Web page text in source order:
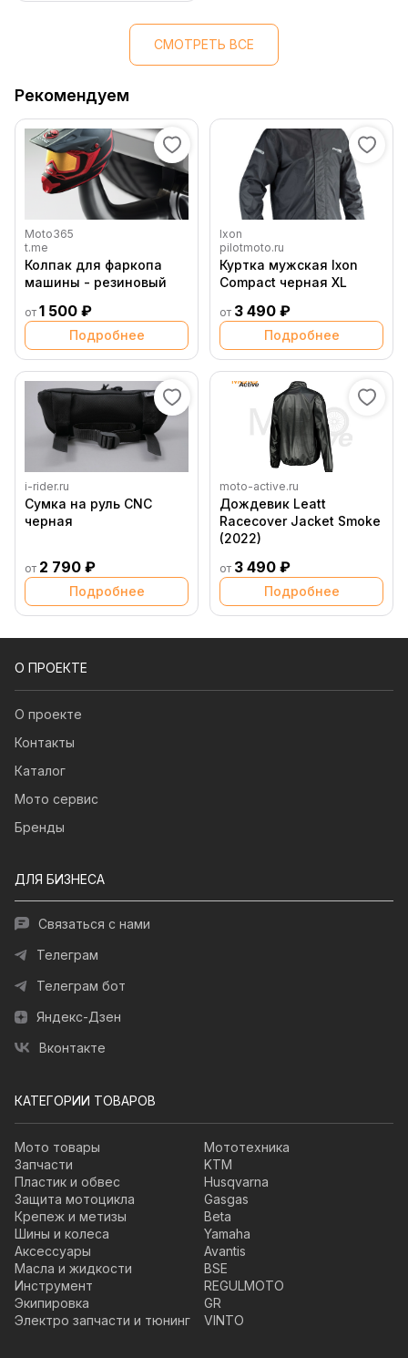
СМОТРЕТЬ ВСЕ
Рекомендуем
Moto365
t.me
Колпак для фаркопа
машины - резиновый
от 1 500 ₽
Подробнее
Ixon
pilotmoto.ru
Куртка мужская Ixon
Compact черная XL
от 3 490 ₽
Подробнее
i-rider.ru
Сумка на руль CNC
черная
от 2 790 ₽
Подробнее
moto-active.ru
Дождевик Leatt
Racecover Jacket Smoke
(2022)
от 3 490 ₽
Подробнее
О ПРОЕКТЕ
О проекте
Контакты
Каталог
Мото сервис
Бренды
ДЛЯ БИЗНЕСА
Связаться с нами
Телеграм
Телеграм бот
Яндекс-Дзен
Вконтакте
КАТЕГОРИИ ТОВАРОВ
Мото товары
Запчасти
Пластик и обвес
Защита мотоцикла
Крепеж и метизы
Шины и колеса
Аксессуары
Масла и жидкости
Инструмент
Экипировка
Электро запчасти и тюнинг
Мототехника
KTM
Husqvarna
Gasgas
Beta
Yamaha
Avantis
BSE
REGULMOTO
GR
VINTO